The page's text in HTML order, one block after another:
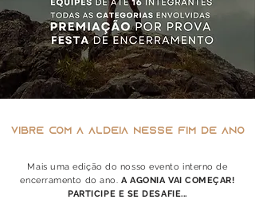
VIBRE COM A ALDEIA NESSE FIM DE ANO
Mais uma edição do nosso evento interno de
encerramento do ano. A AGONIA VAI COMEÇAR!
PARTICIPE E SE DESAFIE...